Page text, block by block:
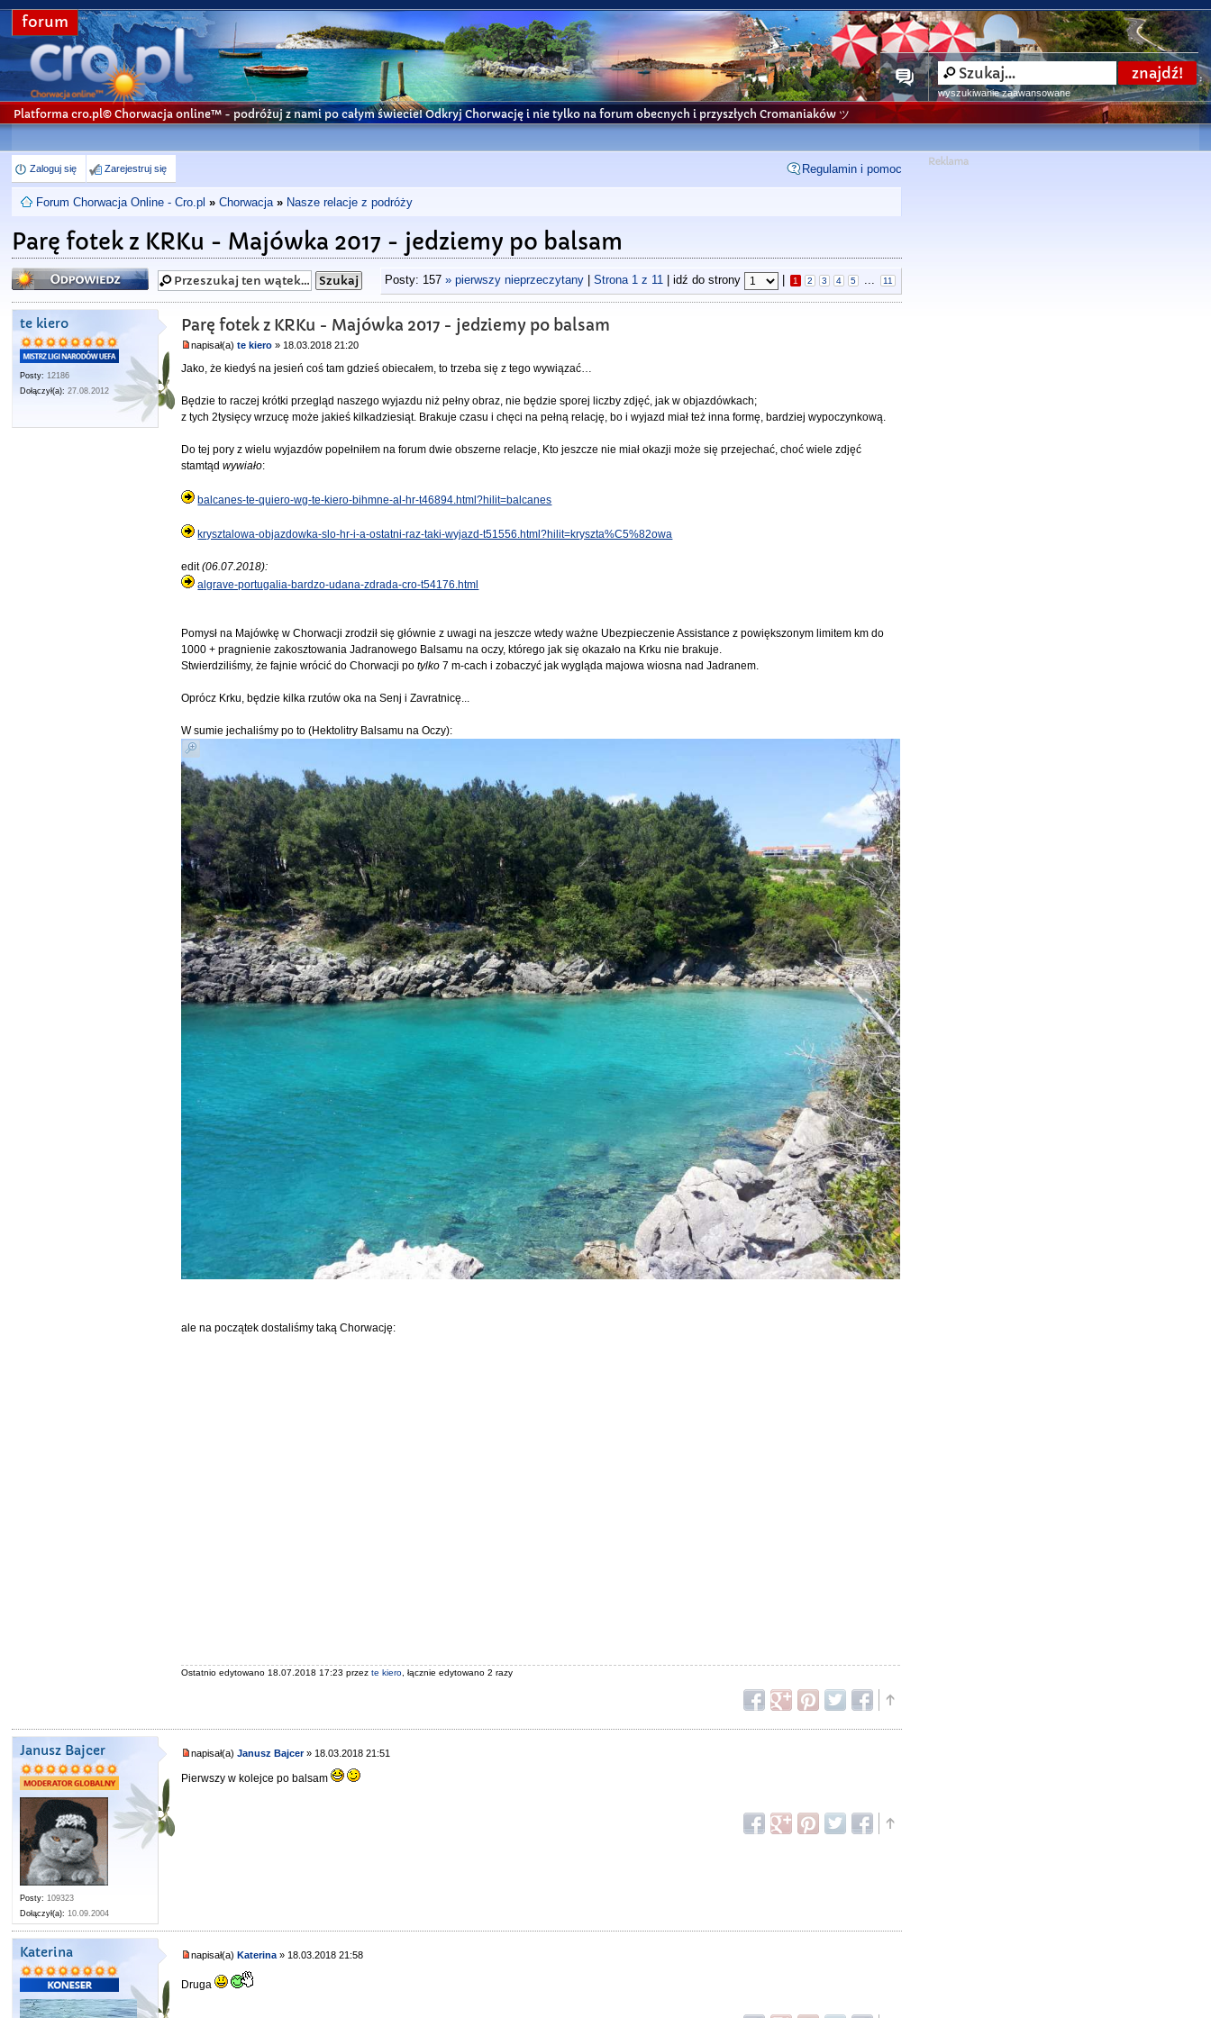
forum
wyszukiwanie zaawansowane
Platforma cro.pl© Chorwacja online™ - podróżuj z nami po całym świecie! Odkryj Chorwację i nie tylko na forum obecnych i przyszłych Cromaniaków ツ
Zaloguj się Zarejestruj się Regulamin i pomoc
Forum Chorwacja Online - Cro.pl » Chorwacja » Nasze relacje z podróży
Parę fotek z KRKu - Majówka 2017 - jedziemy po balsam
Odpowiedz Posty: 157 » pierwszy nieprzeczytany| Strona 1z 11| idź do strony 1 2 3 4 5 ... 11
te kiero
Posty: 12186
Dołączył(a): 27.08.2012
Parę fotek z KRKu - Majówka 2017 - jedziemy po balsam
napisał(a)te kiero » 18.03.2018 21:20
Jako, że kiedyś na jesień coś tam gdzieś obiecałem, to trzeba się z tego wywiązać…
Będzie to raczej krótki przegląd naszego wyjazdu niż pełny obraz, nie będzie sporej liczby zdjęć, jak w objazdówkach;
z tych 2tysięcy wrzucę może jakieś kilkadziesiąt. Brakuje czasu i chęci na pełną relację, bo i wyjazd miał też inna formę, bardziej wypoczynkową.
Do tej pory z wielu wyjazdów popełniłem na forum dwie obszerne relacje, Kto jeszcze nie miał okazji może się przejechać, choć wiele zdjęć
stamtądwywiało:
balcanes-te-quiero-wg-te-kiero-bihmne-al-hr-t46894.html?hilit=balcanes
krysztalowa-objazdowka-slo-hr-i-a-ostatni-raz-taki-wyjazd-t51556.html?hilit=kryszta%C5%82owa
edit(06.07.2018):
algrave-portugalia-bardzo-udana-zdrada-cro-t54176.html
Pomysł na Majówkę w Chorwacji zrodził się głównie z uwagi na jeszcze wtedy ważne Ubezpieczenie Assistance z powiększonym limitem km do
1000 + pragnienie zakosztowania Jadranowego Balsamu na oczy, którego jak się okazało na Krku nie brakuje.
Stwierdziliśmy, że fajnie wrócić do Chorwacji potylko 7 m-cach i zobaczyć jak wygląda majowa wiosna nad Jadranem.
Oprócz Krku, będzie kilka rzutów oka na Senj i Zavratnicę...
W sumie jechaliśmy po to (Hektolitry Balsamu na Oczy):
ale na początek dostaliśmy taką Chorwację:
Ostatnio edytowano 18.07.2018 17:23 przezte kiero , łącznie edytowano 2 razy
Janusz Bajcer
Posty: 109323
Dołączył(a): 10.09.2004
napisał(a)Janusz Bajcer» 18.03.2018 21:51
Pierwszy w kolejce po balsam
Katerina napisał(a)Katerina » 18.03.2018 21:58
Druga